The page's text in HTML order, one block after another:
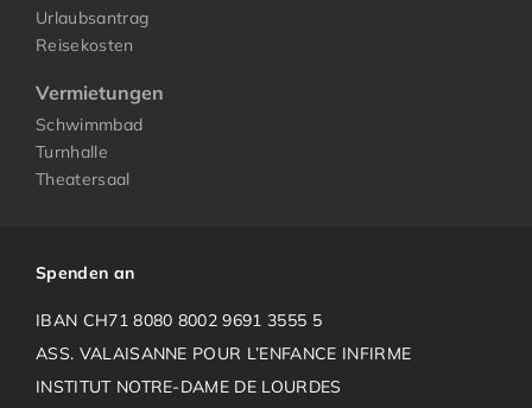
Urlaubsantrag
Reisekosten
Vermietungen
Schwimmbad
Turnhalle
Theatersaal
Spenden an
IBAN CH71 8080 8002 9691 3555 5
ASS. VALAISANNE POUR L’ENFANCE INFIRME
INSTITUT NOTRE-DAME DE LOURDES